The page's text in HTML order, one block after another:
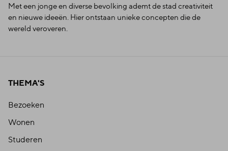
Met een jonge en diverse bevolking ademt de stad creativiteit
en nieuwe ideeën. Hier ontstaan unieke concepten die de
wereld veroveren.
THEMA'S
Bezoeken
Wonen
Studeren